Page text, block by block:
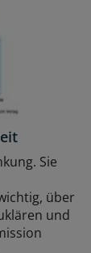
Sie
über
und